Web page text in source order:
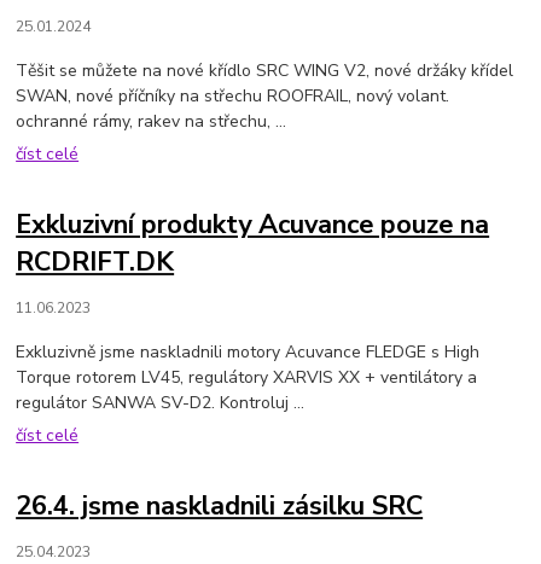
25.01.2024
Těšit se můžete na nové křídlo SRC WING V2, nové držáky křídel
SWAN, nové příčníky na střechu ROOFRAIL, nový volant.
ochranné rámy, rakev na střechu, ...
číst celé
Exkluzivní produkty Acuvance pouze na
RCDRIFT.DK
11.06.2023
Exkluzivně jsme naskladnili motory Acuvance FLEDGE s High
Torque rotorem LV45, regulátory XARVIS XX + ventilátory a
regulátor SANWA SV-D2. Kontroluj ...
číst celé
26.4. jsme naskladnili zásilku SRC
25.04.2023